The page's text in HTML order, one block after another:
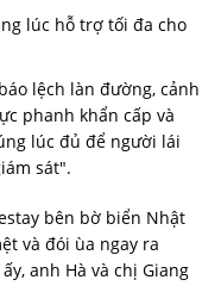
lúc hỗ trợ tối đa cho
lệch làn đường, cảnh
phanh khẩn cấp và
lúc đủ để người lái
sát".
bên bờ biển Nhật
và đói ùa ngay ra
anh Hà và chị Giang